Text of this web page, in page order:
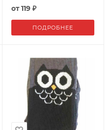
от119 ₽
ПОДРОБНЕЕ